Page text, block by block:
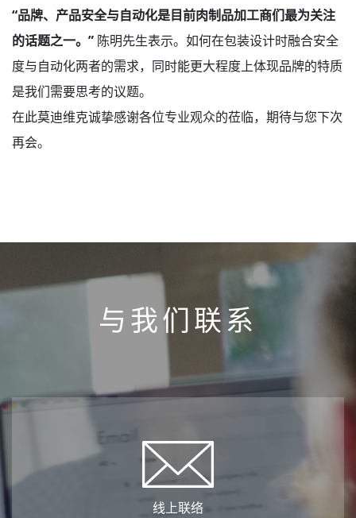
“品牌、产品安全与自动化是目前肉制品加工商们最为关注
的话题之一。” 陈明先生表示。如何在包装设计时融合安全
度与自动化两者的需求，同时能更大程度上体现品牌的特质
是我们需要思考的议题。
在此莫迪维克诚挚感谢各位专业观众的莅临，期待与您下次
再会。
与我们联系
线上联络